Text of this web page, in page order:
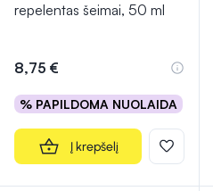
repelentas šeimai, 50 ml
8,75 €
% PAPILDOMA NUOLAIDA
Į krepšelį